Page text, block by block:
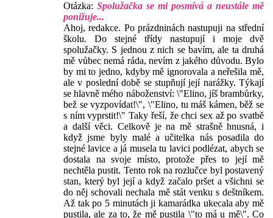
Otázka: Spolužačka se mi posmívá a neustále mě
ponižuje...
Ahoj, redakce. Po prázdninách nastupuji na střední
školu. Do stejné třídy nastupují i moje dvě
spolužačky. S jednou z nich se bavím, ale ta druhá
mě vůbec nemá ráda, nevím z jakého důvodu. Bylo
by mi to jedno, kdyby mě ignorovala a neřešila mě,
ale v poslední době se stupňují její narážky. Týkají
se hlavně mého náboženství: \"Elino, jíš brambůrky,
bež se vyzpovídat!\", \"Elino, tu máš kámen, běž se
s ním vyprstit!\" Taky řeší, že chci sex až po svatbě
a další věci. Celkově je na mě strašně hnusná, i
když jsme byly malé a učitelka nás posadila do
stejné lavice a já musela tu lavici podlézat, abych se
dostala na svoje místo, protože přes to její mě
nechtěla pustit. Tento rok na rozlučce byl postavený
stan, který byl její a když začalo pršet a všichni se
do něj schovali nechala mě stát venku s deštníkem.
Až tak po 5 minutách ji kamarádka ukecala aby mě
pustila, ale za to, že mě pustila \"to má u mě\". Co